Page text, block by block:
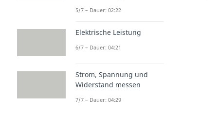
Weitere Inhalte:
5/7 – Dauer: 02:22
Elektrische Leistung
6/7 – Dauer: 04:21
Strom, Spannung und
Widerstand messen
7/7 – Dauer: 04:29